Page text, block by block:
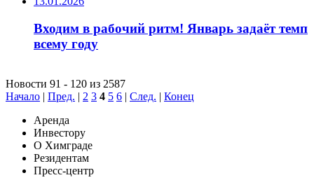
Входим в рабочий ритм! Январь задаёт темп
всему году
Новости 91 - 120 из 2587
Начало | Пред. | 2 3 4 5 6 | След. | Конец
Аренда
Инвестору
О Химграде
Резидентам
Пресс-центр